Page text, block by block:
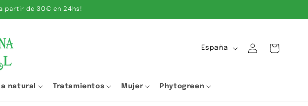
partir de 30€ en 24hs!
natural Tratamientos Mujer Phytogreen
P
s
España
sesión
Carrito